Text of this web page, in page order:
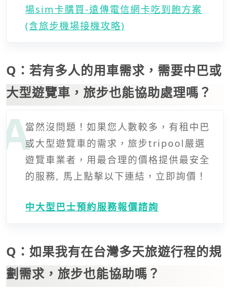
場sim卡購買-遠傳電信網卡吃到飽方案
(含旅步機場接機攻略)
Q：若有多人的用車需求，需要中巴或
大型遊覽車，旅步也能協助處理嗎？
當然沒問題！如果您人數較多，有租中巴
或大型遊覽車的需求，旅步tripool嚴選
遊覽車業者，用最合理的價格提供最安全
的服務, 馬上點擊以下連結，立即詢價！
中大型巴士預約服務報價諮詢
Q：如果我有在台灣多天旅遊行程的規
劃需求，旅步也能協助嗎？